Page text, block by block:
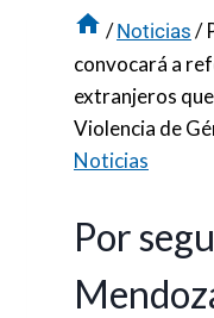
/ Noticias /
convocará a
extranjeros
Violencia de
Noticias
Por